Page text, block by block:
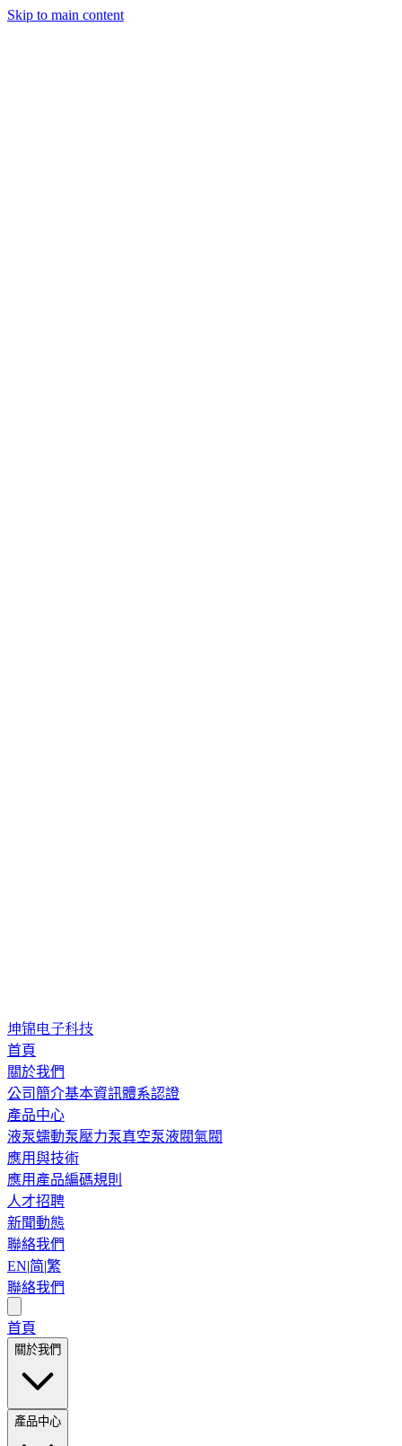
Skip to main content
坤锦电子科技
首頁
關於我們
公司簡介基本資訊體系認證
產品中心
液泵蠕動泵壓力泵真空泵液閥氣閥
應用與技術
應用 產品編碼規則
人才招聘
新聞動態
聯絡我們
EN|简|繁
聯絡我們
首頁
關於我們
產品中心